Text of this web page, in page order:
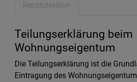
Rechtslexikon
Teilungserklärung beim
Wohnungseigentum
Die Teilungserklärung ist die
Eintragung des